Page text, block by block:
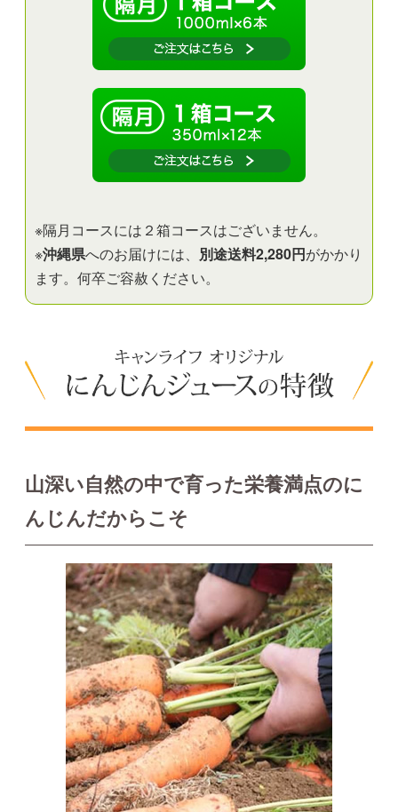
※隔月コースには２箱コースはございません。
※沖縄県へのお届けには、 別途送料2,280円がかかり
ます。何卒ご容赦ください。
山深い自然の中で育った栄養満点のに
んじんだからこそ